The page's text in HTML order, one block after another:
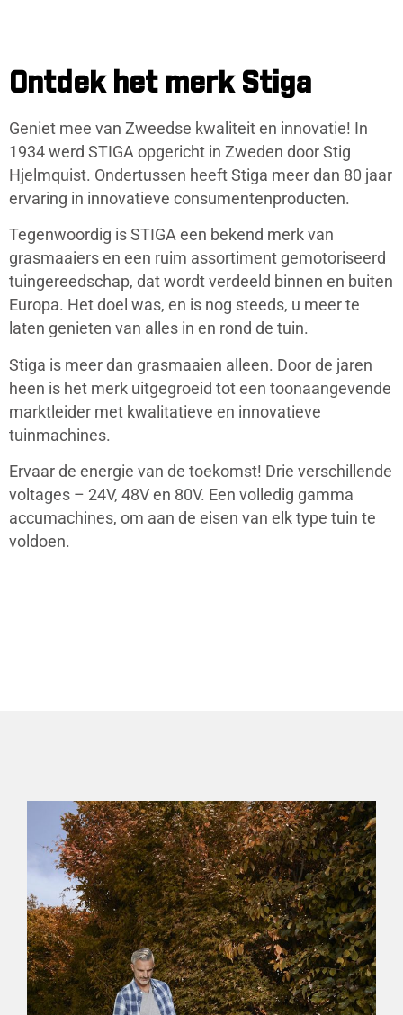
Ontdek het merk Stiga
Geniet mee van Zweedse kwaliteit en innovatie! In
1934 werd STIGA opgericht in Zweden door Stig
Hjelmquist. Ondertussen heeft Stiga meer dan 80 jaar
ervaring in innovatieve consumentenproducten.
Tegenwoordig is STIGA een bekend merk van
grasmaaiers en een ruim assortiment gemotoriseerd
tuingereedschap, dat wordt verdeeld binnen en buiten
Europa. Het doel was, en is nog steeds, u meer te
laten genieten van alles in en rond de tuin.
Stiga is meer dan grasmaaien alleen. Door de jaren
heen is het merk uitgegroeid tot een toonaangevende
marktleider met kwalitatieve en innovatieve
tuinmachines.
Ervaar de energie van de toekomst! Drie verschillende
voltages – 24V, 48V en 80V. Een volledig gamma
accumachines, om aan de eisen van elk type tuin te
voldoen.